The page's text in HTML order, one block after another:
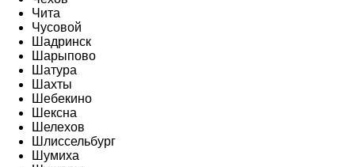
Чита
Чусовой
Шадринск
Шарыпово
Шатура
Шахты
Шебекино
Шексна
Шелехов
Шлиссельбург
Шумиха